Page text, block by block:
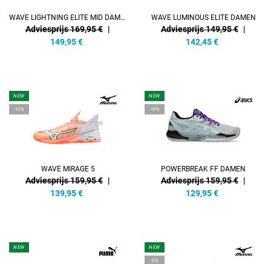
WAVE LIGHTNING ELITE MID DAMEN
Adviesprijs 169,95 € |
149,95 €
WAVE LUMINOUS ELITE DAMEN
Adviesprijs 149,95 € |
142,45 €
NEW
-13%
WAVE MIRAGE 5
Adviesprijs 159,95 € |
139,95 €
NEW
-19%
POWERBREAK FF DAMEN
Adviesprijs 159,95 € |
129,95 €
NEW NEW
-5%